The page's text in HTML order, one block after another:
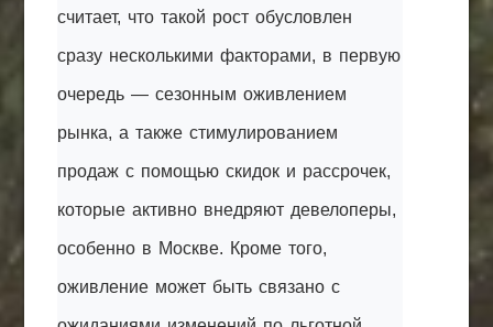
считает, что такой рост обусловлен
сразу несколькими факторами, в первую
очередь — сезонным оживлением
рынка, а также стимулированием
продаж с помощью скидок и рассрочек,
которые активно внедряют девелоперы,
особенно в Москве. Кроме того,
оживление может быть связано с